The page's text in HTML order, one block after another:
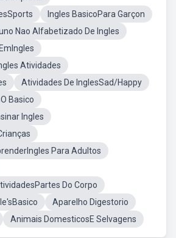
Ingles BasicoPara Garçon
Nao Alfabetizado De Ingles
Atividades
Atividades De InglesSad/Happy
Basico
Ingles
Para Adultos
Do Corpo
Aparelho Digestorio
Animais DomesticosE Selvagens